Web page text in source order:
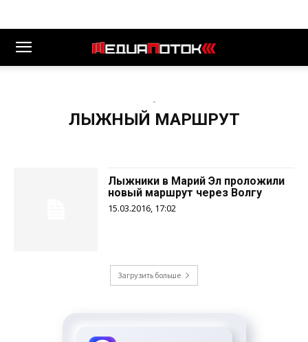
-
ЛЫЖНЫЙ МАРШРУТ
Лыжники в Марий Эл проложили
новый маршрут через Волгу
15.03.2016, 17:02
Загрузить больше